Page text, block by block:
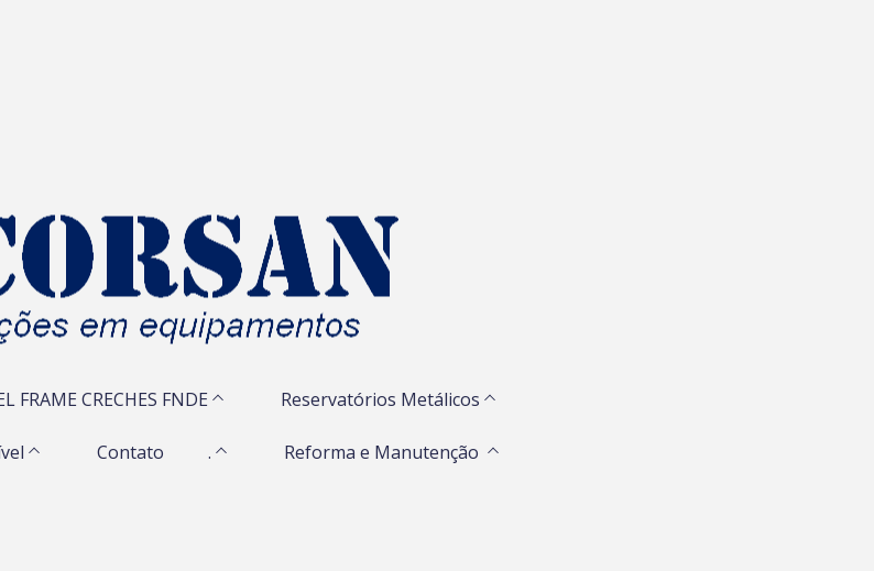
FRAME CRECHES FNDE Reservatórios Metálicos
Contato . Reforma e Manutenção